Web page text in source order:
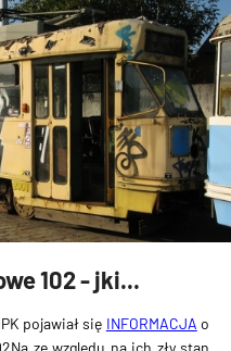
102 - jki...
pojawiał się INFORMACJA o
ze względu na ich zły stan